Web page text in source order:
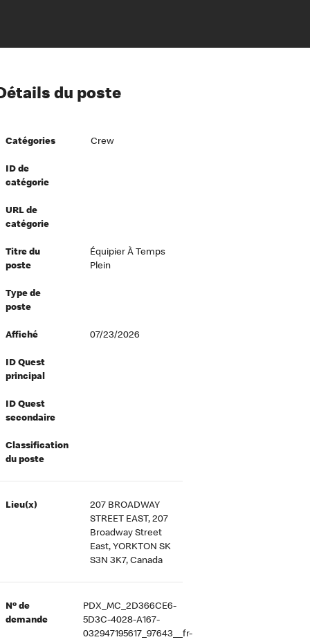
à l’égard de nos employés
directeurs
équité et inclusion
au travail
du poste
Catégories Crew
ID de
catégorie
URL de
catégorie
Titre du
poste
Équipier À Temps
Plein
Type de
poste
Affiché 07/23/2026
ID Quest
principal
ID Quest
secondaire
Classification
du poste
Lieu(x)
207 BROADWAY
STREET EAST, 207
Broadway Street
East, YORKTON SK
S3N 3K7, Canada
Nº de
demande
PDX_MC_2D366CE6-
5D3C-4028-A167-
032947195617_97643__fr-